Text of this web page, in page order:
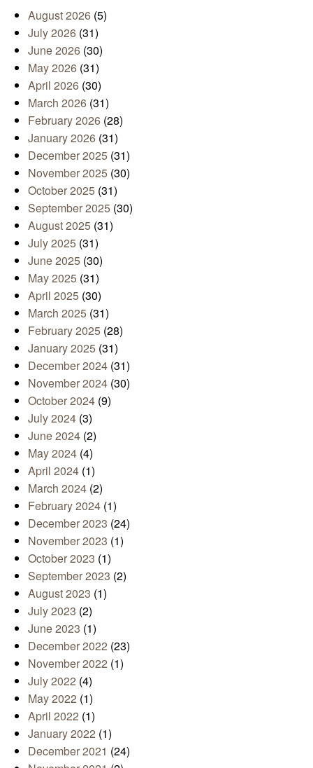
August 2026 (5)
July 2026 (31)
June 2026 (30)
May 2026 (31)
April 2026 (30)
March 2026 (31)
February 2026 (28)
January 2026 (31)
December 2025 (31)
November 2025 (30)
October 2025 (31)
September 2025 (30)
August 2025 (31)
July 2025 (31)
June 2025 (30)
May 2025 (31)
April 2025 (30)
March 2025 (31)
February 2025 (28)
January 2025 (31)
December 2024 (31)
November 2024 (30)
October 2024 (9)
July 2024 (3)
June 2024 (2)
May 2024 (4)
April 2024 (1)
March 2024 (2)
February 2024 (1)
December 2023 (24)
November 2023 (1)
October 2023 (1)
September 2023 (2)
August 2023 (1)
July 2023 (2)
June 2023 (1)
December 2022 (23)
November 2022 (1)
July 2022 (4)
May 2022 (1)
April 2022 (1)
January 2022 (1)
December 2021 (24)